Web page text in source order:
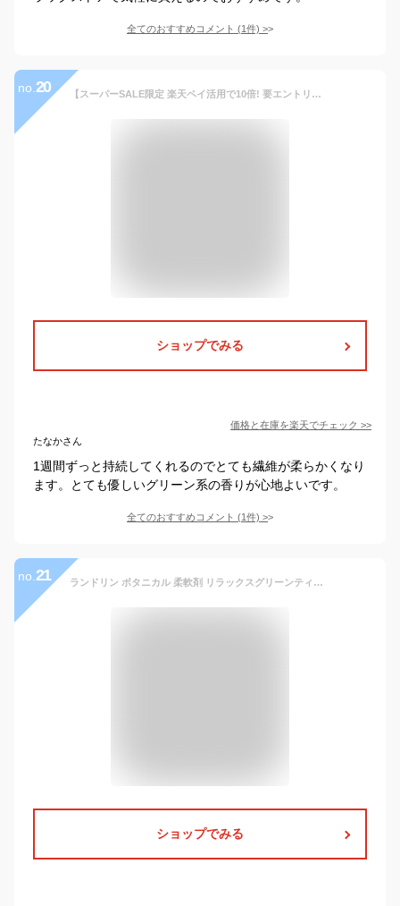
全てのおすすめコメント (1件) >
no. 20 【スーパーSALE限定 楽天ペイ活用で10倍! 要エントリー】 レノア 超消臭1WEEK 柔軟剤 フレッシュグリーン 詰め替え 920ml 【レノア】 柔軟剤 1週間ずーっと消臭 花粉ブロック
ショップでみる
価格と在庫を楽天でチェック >>
たなかさん
1週間ずっと持続してくれるのでとても繊維が柔らかくなり
ます。とても優しいグリーン系の香りが心地よいです。
全てのおすすめコメント (1件) >
no. 21 ランドリン ボタニカル 柔軟剤 リラックスグリーンティー 詰め替え 3倍サイズ(1290ml)【ランドリン】
ショップでみる